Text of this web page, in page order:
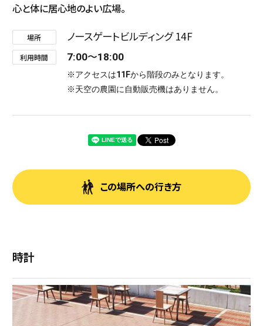
心と体に居心地のよい広場。
場所 ノースゲートビルディング 14F
利用時間 7:00〜18:00
※アクセスは11Fから階段のみとなります。
※天空の農園に自動販売機はありません。
この場所への行き方
時計